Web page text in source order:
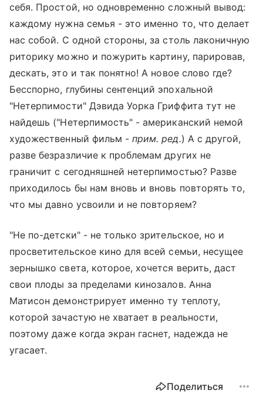
себя. Простой, но одновременно сложный вывод:
каждому нужна семья - это именно то, что делает
нас собой. С одной стороны, за столь лаконичную
риторику можно и пожурить картину, парировав,
дескать, это и так понятно! А новое слово где?
Бесспорно, глубины сентенций эпохальной
"Нетерпимости" Дэвида Уорка Гриффита тут не
найдешь ("Нетерпимость" - американский немой
художественный фильм -прим. ред.) А с другой,
разве безразличие к проблемам других не
граничит с сегодняшней нетерпимостью? Разве
приходилось бы нам вновь и вновь повторять то,
что мы давно усвоили и не повторяем?
"Не по-детски" - не только зрительское, но и
просветительское кино для всей семьи, несущее
зернышко света, которое, хочется верить, даст
свои плоды за пределами кинозалов. Анна
Матисон демонстрирует именно ту теплоту,
которой зачастую не хватает в реальности,
поэтому даже когда экран гаснет, надежда не
угасает.
Поделиться